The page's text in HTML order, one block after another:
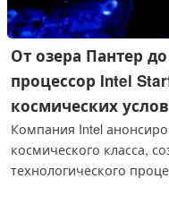
От озера Пантер
процессор Intel
космических
Компания Intel
космического класса,
технологического
восемь ядер ЦП,